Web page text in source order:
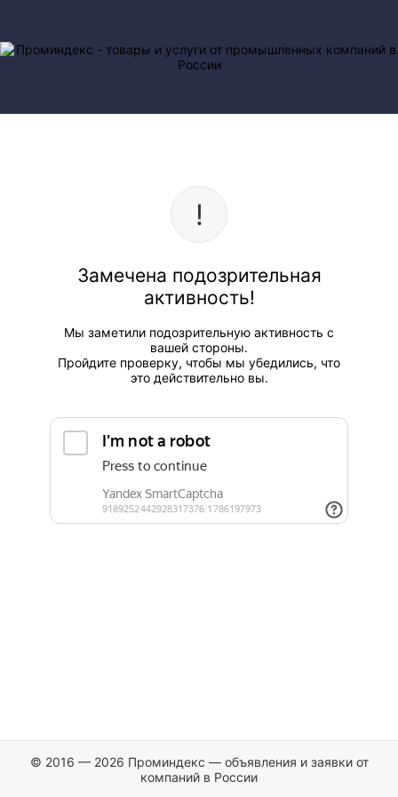
Замечена подозрительная
активность!
Мы заметили подозрительную активность с
вашей стороны.
Пройдите проверку, чтобы мы убедились, что
это действительно вы.
© 2016 — 2026 Проминдекс — объявления и заявки от
компаний в России